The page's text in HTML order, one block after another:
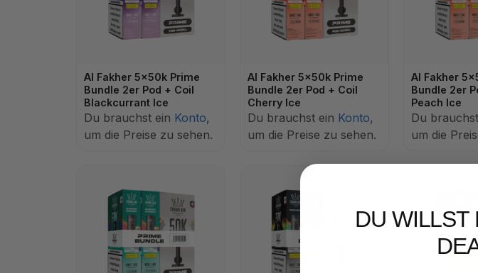
Al Fakher 5x50k Prime
Bundle 2er Pod + Coil
Blackcurrant Ice
Du brauchst ein Konto,
um die Preise zu sehen.
Al Fakher 5x50k Prime
Bundle 2er Pod + Coil
Cherry Ice
Du brauchst ein Konto,
um die Preise zu sehen.
Al Fakher
Bundle 2er
Peach Ice
Du
um die
DU WILLST